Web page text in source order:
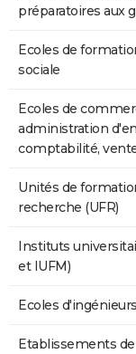
préparatoires aux
Ecoles de
sociale
Ecoles de
administration
comptabilité,
Unités de
recherche (UFR)
Instituts
et IUFM)
Ecoles d'ingénieurs
Etablissements